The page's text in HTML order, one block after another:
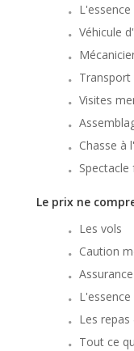
Véhicule
Transport
Visites
Chasse à
Le prix ne
Les vols
Caution
Les
Tout ce